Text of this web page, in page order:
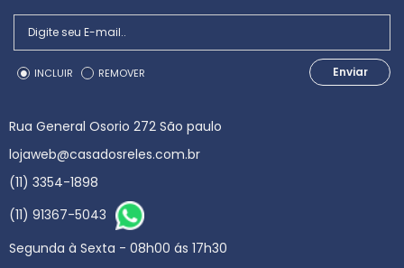
INCLUIR REMOVER Enviar
Rua General Osorio 272 São paulo
lojaweb@casadosreles.com.br
(11) 3354-1898
(11) 91367-5043
Segunda à Sexta - 08h00 ás 17h30